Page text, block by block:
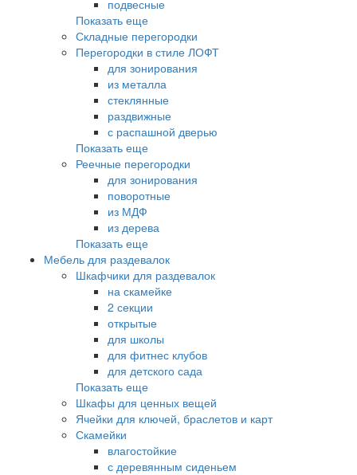
подвесные
Показать еще
Складные перегородки
Перегородки в стиле ЛОФТ
для зонирования
из металла
стеклянные
раздвижные
с распашной дверью
Показать еще
Реечные перегородки
для зонирования
поворотные
из МДФ
из дерева
Показать еще
Мебель для раздевалок
Шкафчики для раздевалок
на скамейке
2 секции
открытые
для школы
для фитнес клубов
для детского сада
Показать еще
Шкафы для ценных вещей
Ячейки для ключей, браслетов и карт
Скамейки
влагостойкие
с деревянным сиденьем